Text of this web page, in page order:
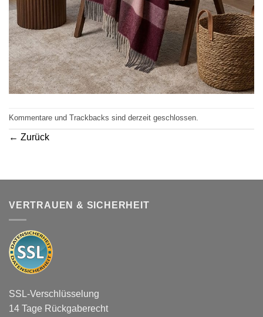
Kommentare und Trackbacks sind derzeit geschlossen.
← Zurück
VERTRAUEN & SICHERHEIT
SSL-Verschlüsselung
14 Tage Rückgaberecht